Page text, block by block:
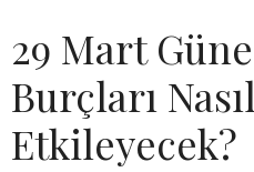
29 Mart
Burçları Nasıl
Etkileyecek?